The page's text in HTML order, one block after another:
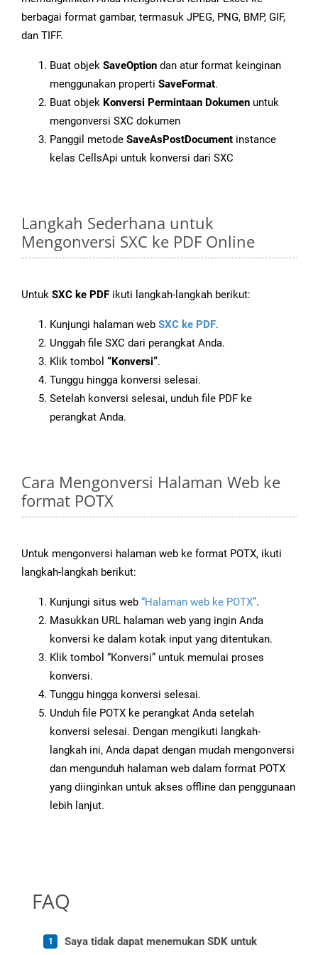
berbagai format gambar, termasuk JPEG, PNG, BMP, GIF,
dan TIFF.
Buat objek SaveOption dan atur format keinginan
menggunakan properti SaveFormat.
Buat objek Konversi Permintaan Dokumen untuk
mengonversi SXC dokumen
Panggil metode SaveAsPostDocument instance
kelas CellsApi untuk konversi dari SXC
Langkah Sederhana untuk
Mengonversi SXC ke PDF Online
Untuk SXC ke PDF ikuti langkah-langkah berikut:
Kunjungi halaman web SXC ke PDF.
Unggah file SXC dari perangkat Anda.
Klik tombol “Konversi”.
Tunggu hingga konversi selesai.
Setelah konversi selesai, unduh file PDF ke
perangkat Anda.
Cara Mengonversi Halaman Web ke
format POTX
Untuk mengonversi halaman web ke format POTX, ikuti
langkah-langkah berikut:
Kunjungi situs web “Halaman web ke POTX”.
Masukkan URL halaman web yang ingin Anda
konversi ke dalam kotak input yang ditentukan.
Klik tombol “Konversi” untuk memulai proses
konversi.
Tunggu hingga konversi selesai.
Unduh file POTX ke perangkat Anda setelah
konversi selesai. Dengan mengikuti langkah-
langkah ini, Anda dapat dengan mudah mengonversi
dan mengunduh halaman web dalam format POTX
yang diinginkan untuk akses offline dan penggunaan
lebih lanjut.
FAQ
Saya tidak dapat menemukan SDK untuk